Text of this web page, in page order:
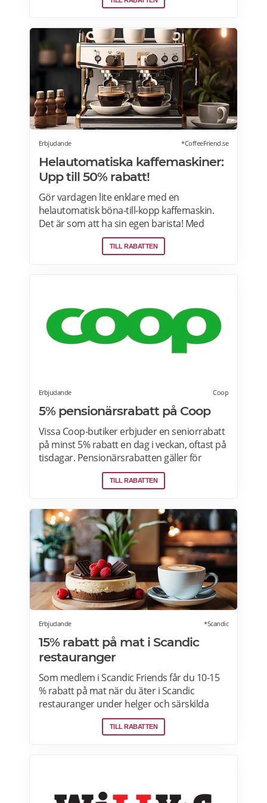
så löser vi in rabatten. Gäller ej citygross.se,
nikotinprodukter, läkemedel,
välgörenhetsprodukter,
modersmjölksersättning, presentkort och
pant. Läs mer om pensionärsrabatter på City
Erbjudande *CoffeeFriend.se
Helautomatiska kaffemaskiner:
Upp till 50% rabatt!
Gör vardagen lite enklare med en
helautomatisk böna-till-kopp kaffemaskin.
Det är som att ha sin egen barista! Med
kaffemaskiner har du möjlighet att finjustera
styrka, temperatur, arominställning
TILL RABATTEN
Erbjudande Coop
5% pensionärsrabatt på Coop
Vissa Coop-butiker erbjuder en seniorrabatt
på minst 5% rabatt en dag i veckan, oftast på
tisdagar. Pensionärsrabatten gäller för
medlemmar som är 65 år eller äldre enbart
vid köp i fysiska Coop-butiker. Rabatt ges på
din Coop-butik för mer information. Gäller
endast ordinarie priser och kan inte
kombineras med andra rabatter. Läs mer
om pensionärsrabatter på Coop här.
TILL RABATTEN
Erbjudande *Scandic
15% rabatt på mat i Scandic
restauranger
Som medlem i Scandic Friends får du 10-15
% rabatt på mat när du äter i Scandic
restauranger under helger och särskilda
helgdagar (vardagar). Rabatten gäller även i
hotellshoppen. Rabatt på mat gäller från
kombineras med andra middagspaket och
TILL RABATTEN